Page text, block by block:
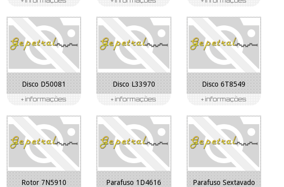
Disco D50081 Disco L33970 Disco 6T8549
Rotor 7N5910 Parafuso 1D4616 Parafuso Sextavado